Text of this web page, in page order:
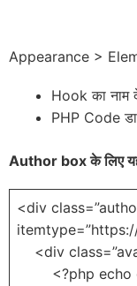
Appearance >
Hook का नाम
PHP Code
Author boxके लिए
<div
<div
<?php echo